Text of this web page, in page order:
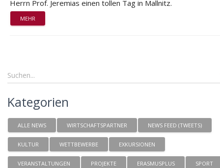
Herrn Prof. Jeremias einen tollen Tag in Mallnitz.
MEHR
Kategorien
ALLE NEWS WIRTSCHAFTSPARTNER NEWS FEED (TWEETS)
KULTUR WETTBEWERBE EXKURSIONEN
VERANSTALTUNGEN PROJEKTE ERASMUSPLUS SPORT